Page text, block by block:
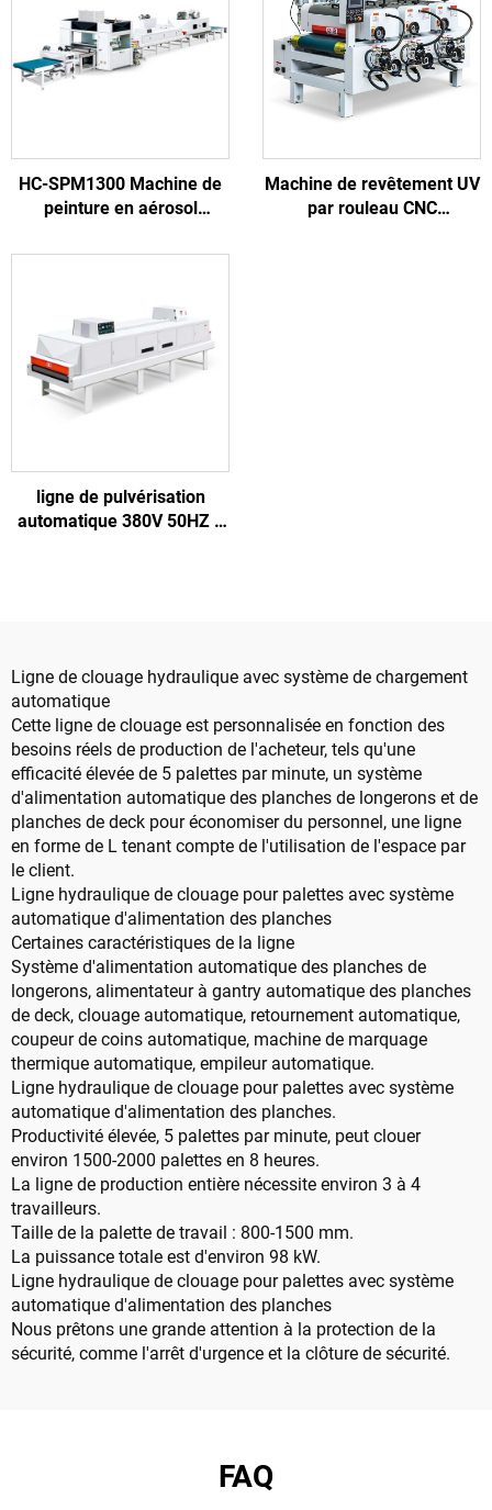
HC-SPM1300 Machine de
peinture en aérosol
traitement des portes en
meubles
Machine de revêtement UV
par rouleau CNC
ligne de pulvérisation
automatique 380V 50HZ 3
Ligne de clouage hydraulique avec système de chargement
automatique
Cette ligne de clouage est personnalisée en fonction des
besoins réels de production de l'acheteur, tels qu'une
efficacité élevée de 5 palettes par minute, un système
d'alimentation automatique des planches de longerons et de
planches de deck pour économiser du personnel, une ligne
en forme de L tenant compte de l'utilisation de l'espace par
le client.
Ligne hydraulique de clouage pour palettes avec système
automatique d'alimentation des planches
Certaines caractéristiques de la ligne
Système d'alimentation automatique des planches de
longerons, alimentateur à gantry automatique des planches
de deck, clouage automatique, retournement automatique,
coupeur de coins automatique, machine de marquage
thermique automatique, empileur automatique.
Ligne hydraulique de clouage pour palettes avec système
automatique d'alimentation des planches.
Productivité élevée, 5 palettes par minute, peut clouer
environ 1500-2000 palettes en 8 heures.
La ligne de production entière nécessite environ 3 à 4
travailleurs.
Taille de la palette de travail : 800-1500 mm.
La puissance totale est d'environ 98 kW.
Ligne hydraulique de clouage pour palettes avec système
automatique d'alimentation des planches
Nous prêtons une grande attention à la protection de la
sécurité, comme l'arrêt d'urgence et la clôture de sécurité.
FAQ